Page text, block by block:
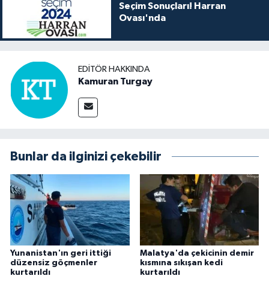
Seçim Sonuçları! Harran
Ovası'nda
EDITÖR HAKKINDA
Kamuran Turgay
Bunlar da ilginizi çekebilir
Yunanistan'ın geri ittiği
düzensiz göçmenler
kurtarıldı
Malatya'da çekicinin demir
kısmına sıkışan kedi
kurtarıldı